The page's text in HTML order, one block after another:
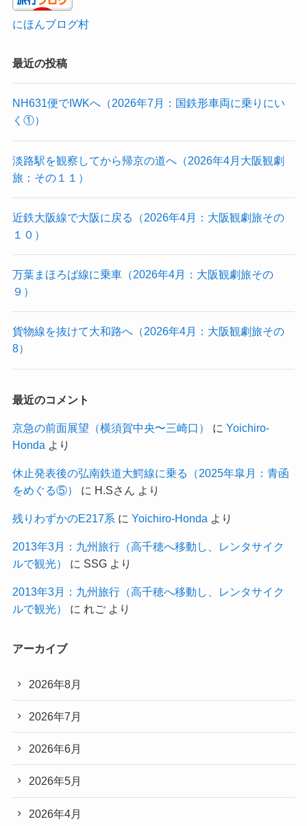
にほんブログ村
最近の投稿
NH631便でIWKへ（2026年7月：国鉄形車両に乗りにい
く①）
淡路駅を観察してから帰京の道へ（2026年4月大阪観劇
旅：その１１）
近鉄大阪線で大阪に戻る（2026年4月：大阪観劇旅その
１０）
万葉まほろば線に乗車（2026年4月：大阪観劇旅その
９）
貨物線を抜けて大和路へ（2026年4月：大阪観劇旅その
8）
最近のコメント
京急の前面展望（横須賀中央〜三崎口） に Yoichiro-
Honda より
休止発表後の弘南鉄道大鰐線に乗る（2025年皐月：青函
をめぐる⑤）
に H.Sさん より
残りわずかのE217系 に Yoichiro-Honda より
2013年3月：九州旅行（高千穂へ移動し、レンタサイク
ルで観光）
に SSGより
2013年3月：九州旅行（高千穂へ移動し、レンタサイク
ルで観光）
に れごより
アーカイブ
2026年8月
2026年7月
2026年6月
2026年5月
2026年4月